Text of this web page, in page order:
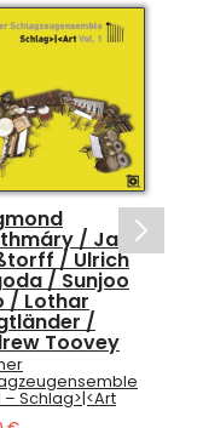
/ Jan
/ Ulrich
/ Sunjoo
/ Lothar
/
Toovey
– Schlag>|<Art